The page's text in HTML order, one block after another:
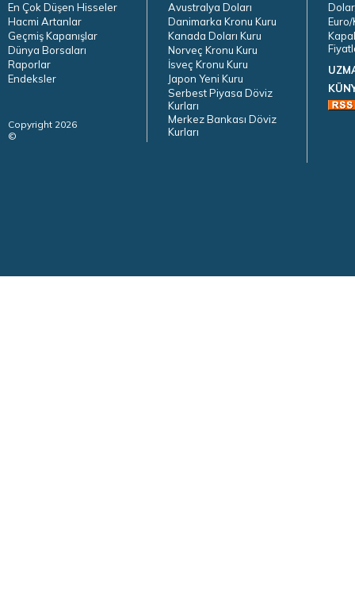
En Çok Düşen Hisseler
Hacmi Artanlar
Geçmiş Kapanışlar
Dünya Borsaları
Raporlar
Endeksler
Copyright 2026
©
Avustralya Doları
Danimarka Kronu Kuru
Kanada Doları Kuru
Norveç Kronu Kuru
İsveç Kronu Kuru
Japon Yeni Kuru
Serbest Piyasa Döviz
Kurları
Merkez Bankası Döviz
Kurları
Euro/